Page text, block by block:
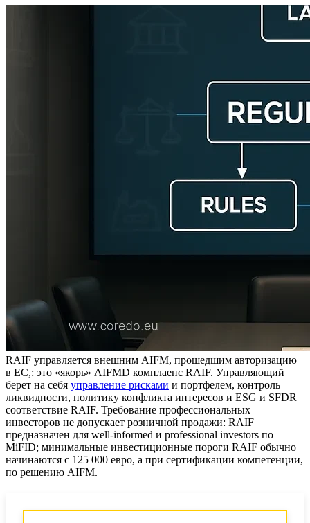
RAIF управляется внешним AIFM, прошедшим авторизацию
в ЕС,: это «якорь» AIFMD комплаенс RAIF. Управляющий
берет на себя управление рисками и портфелем, контроль
ликвидности, политику конфликта интересов и ESG и SFDR
соответствие RAIF. Требование профессиональных
инвесторов не допускает розничной продажи: RAIF
предназначен для well-informed и professional investors по
MiFID; минимальные инвестиционные пороги RAIF обычно
начинаются с 125 000 евро, а при сертификации компетенции,
по решению AIFM.